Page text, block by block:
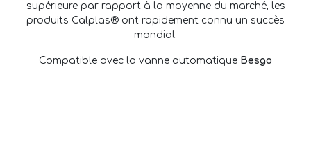
supérieure par rapport à la moyenne du marché, les
produits Calplas® ont rapidement connu un succès
mondial.
Compatible avec la vanne automatique Besgo